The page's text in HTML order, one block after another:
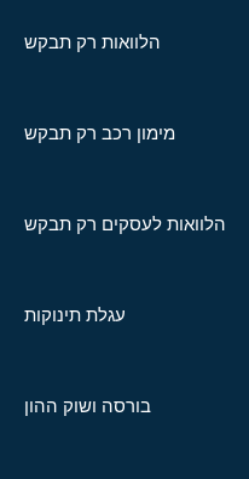
הלוואות רק תבקש
מימון רכב רק תבקש
הלוואות לעסקים רק תבקש
עגלת תינוקות
בורסה ושוק ההון